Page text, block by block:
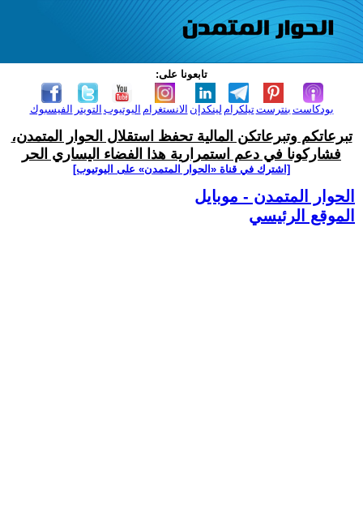
تابعونا على:
الفيسبوك التويتر اليوتيوب الانستغرام لينكدإن تيلكرامبنترست بودكاست
تبرعاتكم وتبرعاتكن المالية تحفظ استقلال الحوار المتمدن،
فشاركونا في دعم استمرارية هذا الفضاء اليساري الحر
[اشترك في قناة ‫«الحوار المتمدن» على اليوتيوب]
الحوار المتمدن - موبايل
الموقع الرئيسي